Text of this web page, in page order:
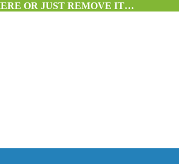
OR JUST REMOVE IT…